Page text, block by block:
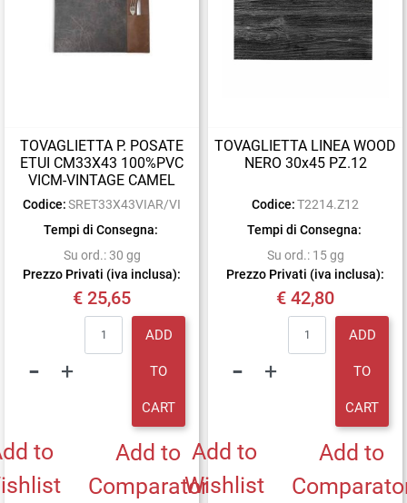
TOVAGLIETTA P. POSATE
ETUI CM33X43 100%PVC
VICM-VINTAGE CAMEL
Codice: SRET33X43VIAR/VI
Tempi di Consegna:
Su ord.: 30 gg
Prezzo Privati (iva inclusa):
€ 25,65
ADD
TO
CART
to
Add to
Comparator
TOVAGLIETTA LINEA WOOD
NERO 30x45 PZ.12
Codice: T2214.Z12
Tempi di Consegna:
Su ord.: 15 gg
Prezzo Privati (iva inclusa):
€ 42,80
ADD
TO
CART
Add to
Wishlist
Add to